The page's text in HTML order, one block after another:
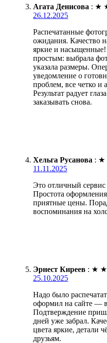
Агата Денисова : ★
26.12.2025
Распечатанные
ожидания. Качество
яркие и насыщенные!
простым: выбрала
указала размеры.
уведомление о
проблем, все четко и
Результат радует
заказывать снова.
Хельга Русанова : ★
11.11.2025
Это отличный
Простота оформления
приятные цены.
воспоминания на
Эрнест Киреев : ★ ★
25.10.2025
Надо было
оформил на сайте —
Подтверждение
дней уже забрал.
цвета яркие, детали
друзьям.